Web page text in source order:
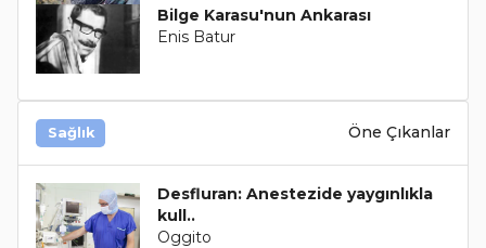
Bilge Karasu'nun Ankarası
Enis Batur
Sağlık Öne Çıkanlar
Desfluran: Anestezide yaygınlıkla
kull..
Oggito